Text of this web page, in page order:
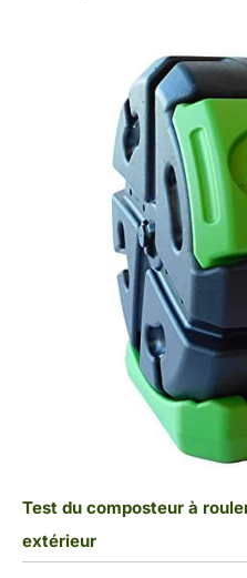
Test du composteur à
extérieur